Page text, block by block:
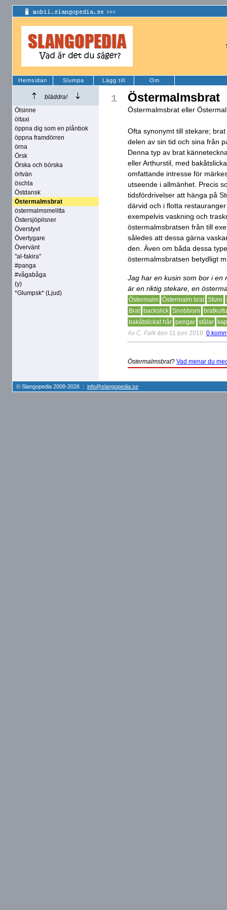
Hemsidan Slumpa Lägg till Om
bläddra!
Ölsinne
öltaxi
öppna dig som en plånbok
öppna framdörren
örna
Örsk
Örska och börska
örtvän
öschla
Östdansk
Östermalmsbrat
östermalmsmelitta
Östersjöpilsner
Överstyvt
Övertygare
Övervänt
"al-fakira"
#panga
#vågabåga
(y)
*Glumpsk* (Ljud)
1 Östermalmsbrat
Östermalmsbrat eller
Ofta synonymt till stekare;
delen av sin tid och sina från
Denna typ av brat
eller Arthurstil, med
omfattande intresse för
utseende i allmänhet. Precis
tidsfördrivelser att hänga på
därvid och i flotta
exempelvis vaskning och
östermalmsbratsen från till
således att dessa gärna
den. Även om båda dessa
östermalmsbratsen betydligt
Jag har en kusin som bor i en
är en riktig stekare, en
Östermalm Östermalm brat Sture
Brat backslick Snobbism
bakåtslickat hår pengar stålar
Av C. Falk den 11 juni 2018 0
Östermalmsbrat? Vad menar du
© Slangopedia 2008-2026 : info@slangopedia.se